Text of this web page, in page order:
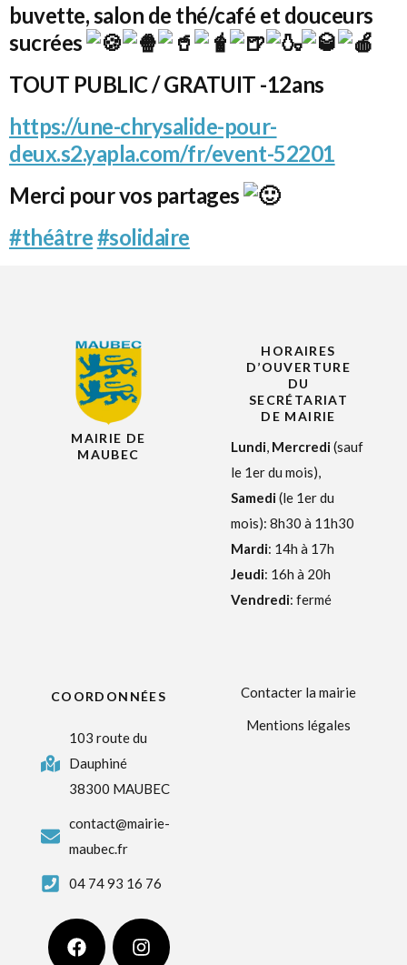
buvette, salon de thé/café et douceurs
sucrées
TOUT PUBLIC / GRATUIT -12ans
https://une-chrysalide-pour-
deux.s2.yapla.com/fr/event-52201
Merci pour vos partages
#théâtre#solidaire
MAIRIE DE
MAUBEC
HORAIRES
D’OUVERTURE
DU
SECRÉTARIAT
DE MAIRIE
Lundi, Mercredi(sauf
le 1er du mois),
Samedi(le 1er du
mois): 8h30 à 11h30
Mardi: 14h à 17h
Jeudi: 16h à 20h
Vendredi: fermé
COORDONNÉES
103 route du
Dauphiné
38300 MAUBEC
contact@mairie-
maubec.fr
04 74 93 16 76
Contacter la mairie
Mentions légales